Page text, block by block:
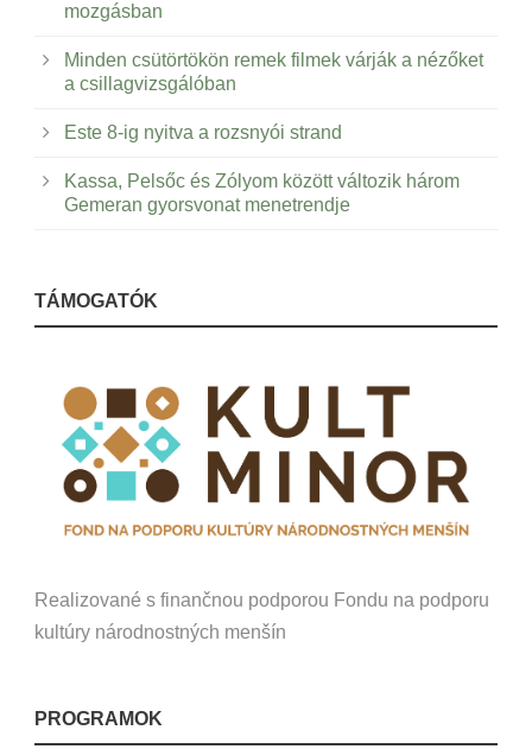
mozgásban
Minden csütörtökön remek filmek várják a nézőket
a csillagvizsgálóban
Este 8-ig nyitva a rozsnyói strand
Kassa, Pelsőc és Zólyom között változik három
Gemeran gyorsvonat menetrendje
TÁMOGATÓK
Realizované s finančnou podporou Fondu na podporu
kultúry národnostných menšín
PROGRAMOK